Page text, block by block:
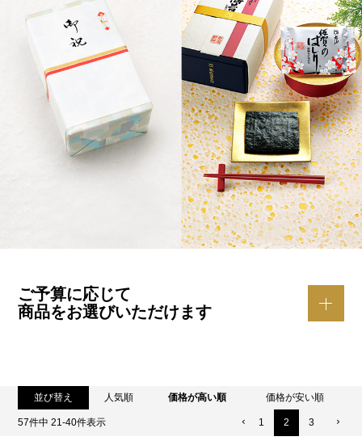
ご予算に応じて
商品をお選びいただけます
並び替え 人気順 価格が高い順 価格が安い順
57件中 21-40件表示 1 2 3